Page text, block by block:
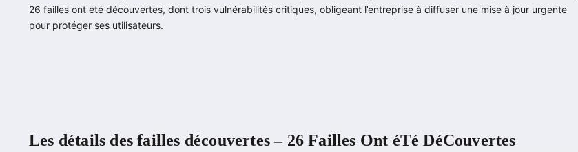
26 failles ont été découvertes, dont trois vulnérabilités critiques, obligeant l’entreprise à diffuser une mise à jour urgente
pour protéger ses utilisateurs.
Les détails des failles découvertes – 26 Failles Ont éTé DéCouvertes